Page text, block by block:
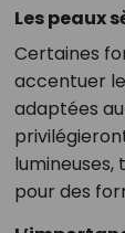
Les peaux
Certaines
accentuer
adaptées
lumineuses,
pour des